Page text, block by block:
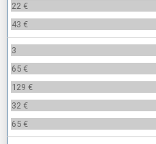
22 €
43 €
3
65 €
129 €
32 €
65 €